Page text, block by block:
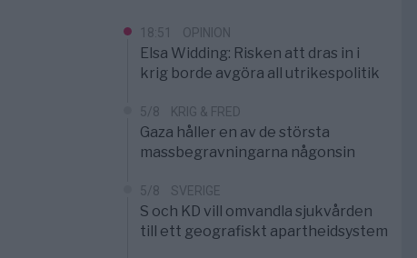
18:51 OPINION
Elsa Widding: Risken att dras in i
krig borde avgöra all utrikespolitik
5/8 KRIG & FRED
Gaza håller en av de största
massbegravningarna någonsin
5/8 SVERIGE
S och KD vill omvandla sjukvården
till ett geografiskt apartheidsystem